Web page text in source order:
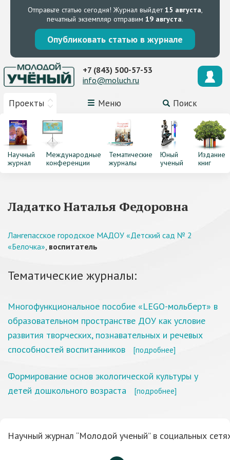
Отправьте статью сегодня! Журнал выйдет15 августа,
печатный экземпляр отправим 19 августа.
Опубликовать статью в журнале
Проекты Меню Поиск
+7 (843) 500-57-53
info@moluch.ru
Научный
журнал
Международные
конференции
Тематические
журналы
Юный
ученый
Издание
книг
Ладатко Наталья Федоровна
Лангепасское городское МАДОУ «Детский сад № 2
«Белочка», воспитатель
Тематические журналы:
Многофункциональное пособие «LEGO-мольберт» в
образовательном пространстве ДОУ как условие
развития творческих, познавательных и речевых
способностей воспитанников
[подробнее]
Формирование основ экологической культуры у
детей дошкольного возраста
[подробнее]
Научный журнал “Молодой ученый” в социальных